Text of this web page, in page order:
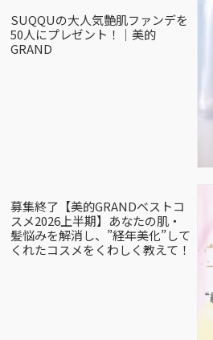
SUQQUの大人気艶肌ファンデを
50人にプレゼント！｜美的
GRAND
募集終了【美的GRANDベストコ
スメ2026上半期】あなたの肌・
髪悩みを解消し、”経年美化”して
くれたコスメをくわしく教えて！